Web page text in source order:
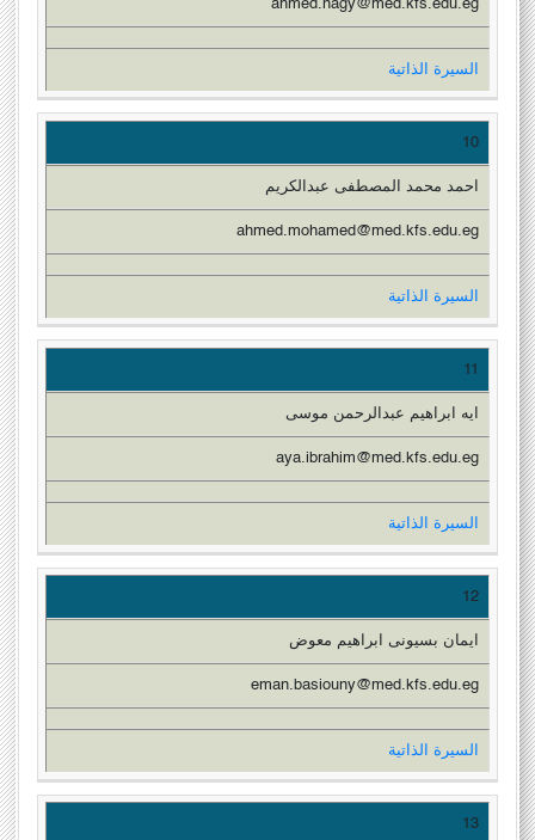
ahmed.nagy@med.kfs.edu.eg
السيرة الذاتية
10
احمد محمد المصطفى عبدالكريم
ahmed.mohamed@med.kfs.edu.eg
السيرة الذاتية
11
ايه ابراهيم عبدالرحمن موسى
aya.ibrahim@med.kfs.edu.eg
السيرة الذاتية
12
ايمان بسيونى ابراهيم معوض
eman.basiouny@med.kfs.edu.eg
السيرة الذاتية
13